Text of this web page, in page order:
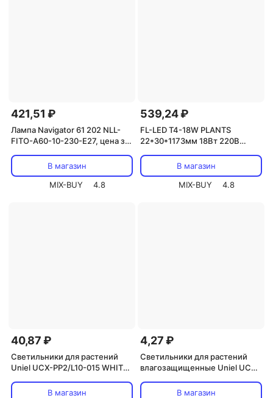
421,51 ₽
Лампа Navigator 61 202 NLL-
FITO-A60-10-230-E27, цена за
В магазин
MIX-BUY
4.8
539,24 ₽
FL-LED T4-18W PLANTS
22*30*1173мм 18Вт 220В
растений без кабеля, цена за 1
шт.
В магазин
MIX-BUY
4.8
40,87 ₽
Светильники для растений
Uniel UCX-PP2/L10-015 WHITE
В магазин
4,27 ₽
Светильники для растений
влагозащищенные Uniel UCC-
В магазин